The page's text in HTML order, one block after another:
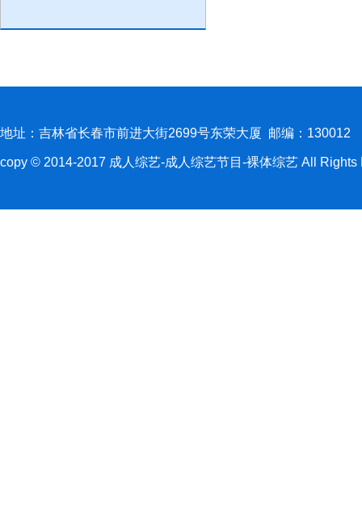
地址：吉林省长春市前进大街2699号东荣大厦 邮编：130012
copy © 2014-2017 成人综艺-成人综艺节目-裸体综艺 All Rights